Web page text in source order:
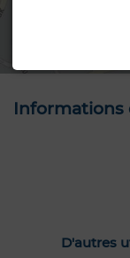
Informations
D'autres